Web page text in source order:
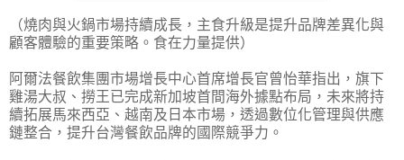
（燒肉與火鍋市場持續成長，主食升級是提升品牌差異化與
顧客體驗的重要策略。食在力量提供）
阿爾法餐飲集團市場增長中心首席增長官曾怡華指出，旗下
雞湯大叔、撈王已完成新加坡首間海外據點布局，未來將持
續拓展馬來西亞、越南及日本市場，透過數位化管理與供應
鏈整合，提升台灣餐飲品牌的國際競爭力。